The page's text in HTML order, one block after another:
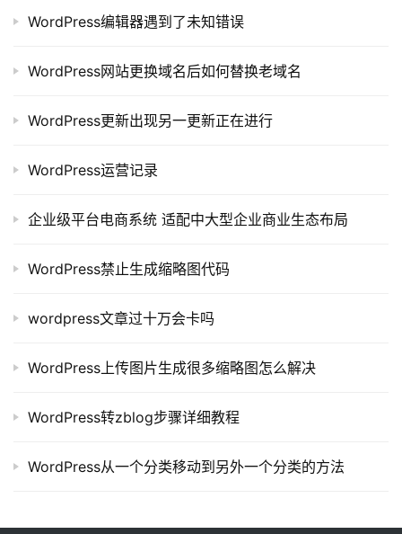
源
码
常
链
WordPress编辑器遇到了未知错误
WordPress网站更换域名后如何替换老域名
WordPress更新出现另一更新正在进行
WordPress运营记录
企业级平台电商系统 适配中大型企业商业生态布局
WordPress禁止生成缩略图代码
wordpress文章过十万会卡吗
WordPress上传图片生成很多缩略图怎么解决
WordPress转zblog步骤详细教程
WordPress从一个分类移动到另外一个分类的方法